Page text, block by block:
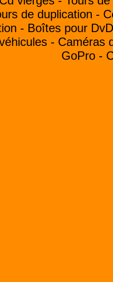
de duplication -
- Boîtes pour
- Caméras
GoPro -